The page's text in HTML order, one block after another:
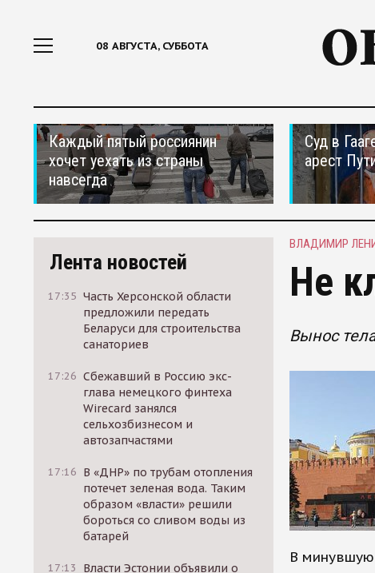
08 АВГУСТА, СУББОТА
Каждый пятый россиянин
хочет уехать из страны
навсегда
Суд в
арест
Лента новостей
17:35 Часть Херсонской области
предложили передать
Беларуси для строительства
санаториев
17:26 Сбежавший в Россию экс-
глава немецкого финтеха
Wirecard занялся
сельхозбизнесом и
автозапчастями
17:16 В «ДНР» по трубам отопления
потечет зеленая вода. Таким
образом «власти» решили
бороться со сливом воды из
батарей
17:13
Власти Эстонии объявили о
ВЛАДИМИР
Не
Вынос
В минувшую